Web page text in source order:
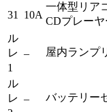
31 10A
一体型リア
CDプレー
ル
レ
1
– 屋内ランプ
ル
レ – バッテリー